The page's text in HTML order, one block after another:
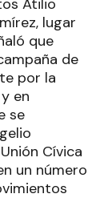
Atilio
lugar
que
de
por la
en
se
Cívica
un número